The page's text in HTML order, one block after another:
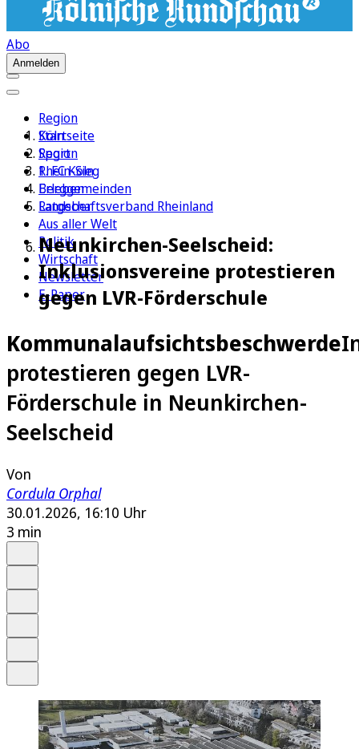
Abo
Anmelden
Region
Köln
Sport
1. FC Köln
Erleben
Ratgeber
Aus aller Welt
Politik
Wirtschaft
Newsletter
E-Paper
Startseite
Region
Rhein-Sieg
Berggemeinden
Landschaftsverband Rheinland
Neunkirchen-Seelscheid:
Inklusionsvereine protestieren
gegen LVR-Förderschule
Kommunalaufsichtsbeschwerde
protestieren gegen LVR-
Förderschule in Neunkirchen-
Seelscheid
Von
Cordula Orphal
30.01.2026, 16:10 Uhr
3 min